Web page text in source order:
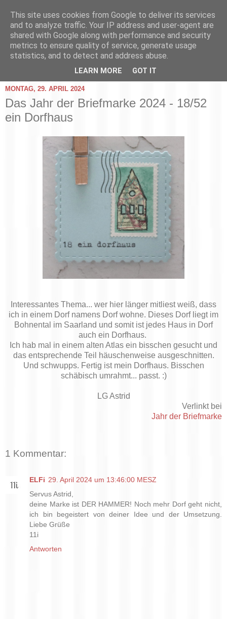
MONTAG, 29. APRIL 2024
Das Jahr der Briefmarke 2024 - 18/52
ein Dorfhaus
Interessantes Thema... wer hier länger mitliest weiß, dass
ich in einem Dorf namens Dorf wohne. Dieses Dorf liegt im
Bohnental im Saarland und somit ist jedes Haus in Dorf
auch ein Dorfhaus.
Ich hab mal in einem alten Atlas ein bisschen gesucht und
das entsprechende Teil häuschenweise ausgeschnitten.
Und schwupps. Fertig ist mein Dorfhaus. Bisschen
schäbisch umrahmt... passt. :)
LG Astrid
Verlinkt bei
Jahr der Briefmarke
1 Kommentar:
ELFi 29. April 2024 um 13:46:00 MESZ
Servus Astrid,
deine Marke ist DER HAMMER! Noch mehr Dorf geht nicht,
ich bin begeistert von deiner Idee und der Umsetzung.
Liebe Grüße
11i
Antworten
This site uses cookies from Google to deliver its services
and to analyze traffic. Your IP address and user-agent are
shared with Google along with performance and security
metrics to ensure quality of service, generate usage
statistics, and to detect and address abuse.
LEARN MORE GOT IT